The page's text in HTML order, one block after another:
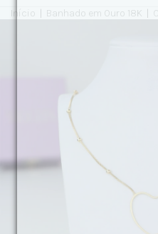
Início Banhado em Ouro 18K